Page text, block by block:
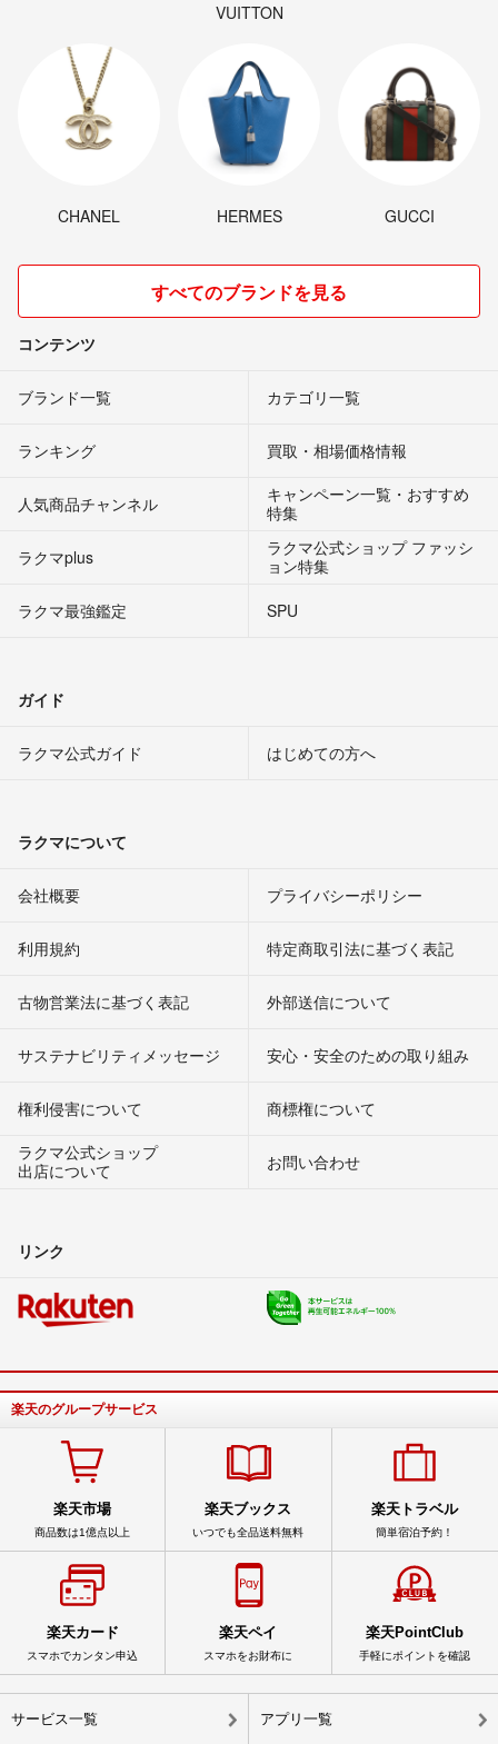
VUITTON
CHANEL HERMES GUCCI
すべてのブランドを見る
コンテンツ
ブランド一覧 カテゴリ一覧
ランキング 買取・相場価格情報
人気商品チャンネル
キャンペーン一覧・おすすめ
特集
ラクマplus
ラクマ公式ショップ ファッシ
ョン特集
ラクマ最強鑑定
SPU
ガイド
ラクマ公式ガイド はじめての方へ
ラクマについて
会社概要 プライバシーポリシー
利用規約 特定商取引法に基づく表記
古物営業法に基づく表記 外部送信について
サステナビリティメッセージ 安心・安全のための取り組み
権利侵害について
商標権について
ラクマ公式ショップ
出店について
お問い合わせ
リンク
楽天のグループサービス
楽天市場
商品数は1億点以上
楽天ブックス
いつでも全品送料無料
楽天トラベル
簡単宿泊予約！
楽天カード
スマホでカンタン申込
楽天ペイ
スマホをお財布に
楽天PointClub
手軽にポイントを確認
サービス一覧 アプリ一覧